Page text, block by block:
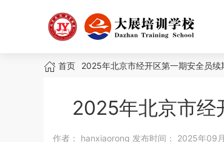
面首页 2025年北京市经开区第一期安全员
2025年北京市经
作者： hanxiaorong 发布时间： 2025年09